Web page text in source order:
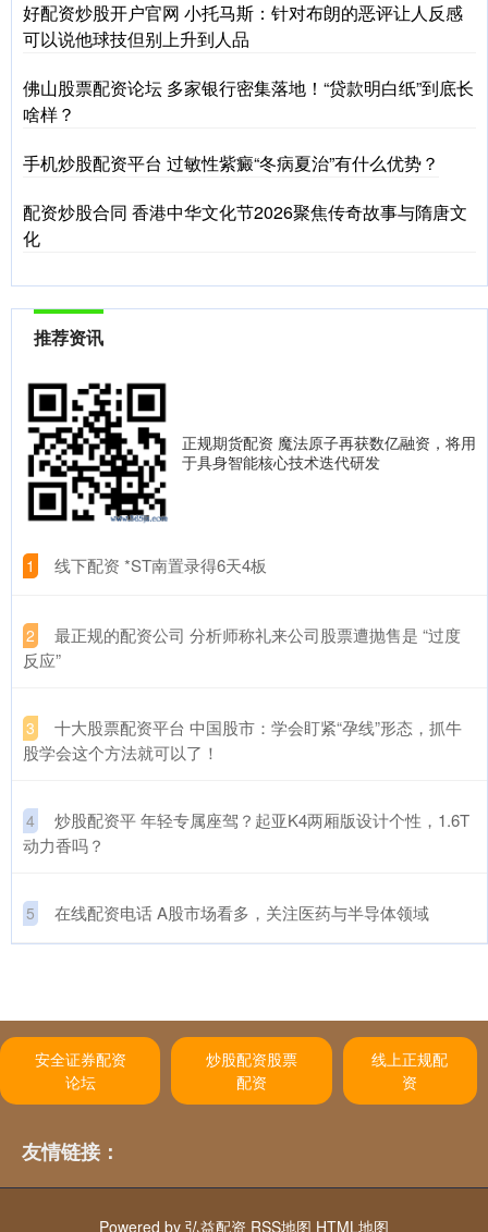
好配资炒股开户官网 小托马斯：针对布朗的恶评让人反感
可以说他球技但别上升到人品
佛山股票配资论坛 多家银行密集落地！“贷款明白纸”到底长
啥样？
手机炒股配资平台 过敏性紫癜“冬病夏治”有什么优势？
配资炒股合同 香港中华文化节2026聚焦传奇故事与隋唐文
化
推荐资讯
正规期货配资 魔法原子再获数亿融资，将用
于具身智能核心技术迭代研发
1 ​线下配资 *ST南置录得6天4板
2
​最正规的配资公司 分析师称礼来公司股票遭抛售是 “过度
反应”
3
​十大股票配资平台 中国股市：学会盯紧“孕线”形态，抓牛
股学会这个方法就可以了！
4
​炒股配资平 年轻专属座驾？起亚K4两厢版设计个性，1.6T
动力香吗？
5 ​在线配资电话 A股市场看多，关注医药与半导体领域
安全证券配资
论坛
炒股配资股票
配资
线上正规配
资
友情链接：
Powered by 弘益配资 RSS地图 HTML地图